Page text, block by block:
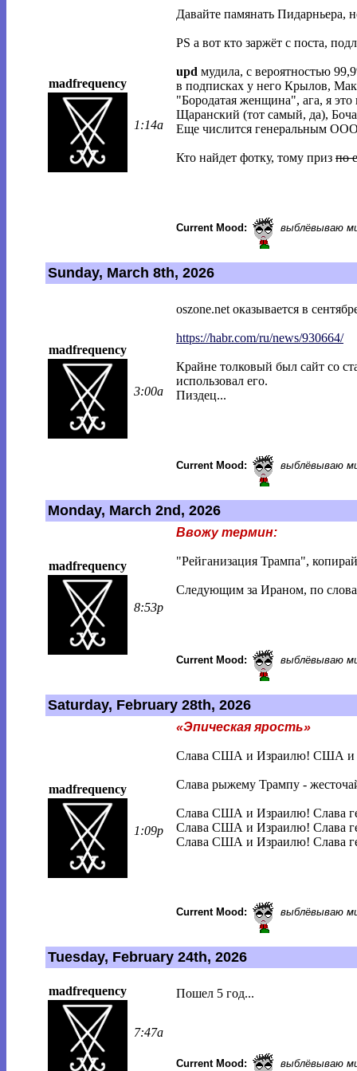
madfrequency
1:14a
Давайте памянать Пидарньера,
PS а вот кто заржёт с поста,
upd мудила, с вероятностью
в подписках у него Крылов,
"Бородатая женщина", ага, я
Щаранский (тот самый, да),
Еще числится генеральным
Кто найдет фотку, тому приз по
Current Mood: выблёвываю
Sunday, March 8th, 2026
madfrequency
3:00a
oszone.net оказывается в
https://habr.com/ru/news/930664/
Крайне толковый был сайт со
использовал его.
Пиздец...
Current Mood: выблёвываю
Monday, March 2nd, 2026
madfrequency
8:53p
Ввожу термин:
"Рейганизация Трампа",
Следующим за Ираном, по
Current Mood: выблёвываю
Saturday, February 28th, 2026
madfrequency
1:09p
«Эпическая ярость»
Слава США и Израилю! США и
Слава рыжему Трампу -
Слава США и Израилю! Слава
Слава США и Израилю! Слава
Слава США и Израилю! Слава
Current Mood: выблёвываю
Tuesday, February 24th, 2026
madfrequency
7:47a
Пошел 5 год...
Current Mood: выблёвываю